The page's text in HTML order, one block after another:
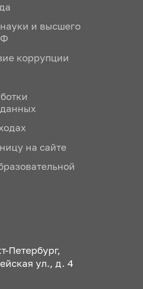
и высшего
коррупции
на сайте
Петербург,
ул., д. 4